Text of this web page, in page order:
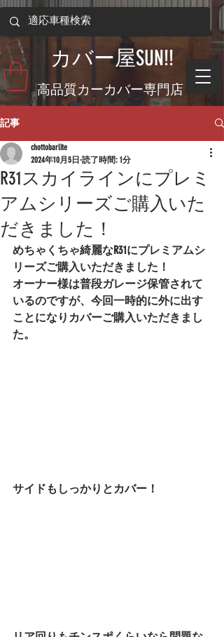
​高品質カーカバー専門店
​カバー屋SUN!!
記事
R31スカイラインにプレミ
アムシリーズご購入いた
だきました！
chottobarlite
2024年10月5日 読了時間: 1分
めちゃくちゃ綺麗なR31にプレミアムシ
リーズご購入いただきました！
オーナー様は普段ガレージ保管されて
いるのですが、今回一時的に外に出す
ことになりカバーご購入いただきまし
た。
サイドもしっかりとカバー！